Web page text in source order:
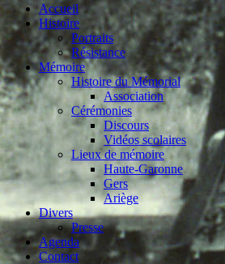
Accueil
Histoire
Portraits
Résistance
Mémoire
Histoire du Mémorial
Association
Cérémonies
Discours
Vidéos scolaires
Lieux de mémoire
Haute-Garonne
Gers
Ariège
Divers
Presse
Agenda
Contact